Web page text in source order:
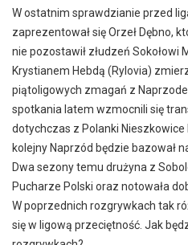
W ostatnim sprawdzianie przed
zaprezentował się Orzeł Dębno,
nie pozostawił złudzeń Sokołowi
Krystianem Hebdą (Rylovia)
piątoligowych zmagań z
spotkania latem wzmocnili się
dotychczas z Polanki
kolejny Naprzód będzie bazował
Dwa sezony temu drużyna z
Pucharze Polski oraz notowała
W poprzednich rozgrywkach tak
się w ligową przeciętność. Jak